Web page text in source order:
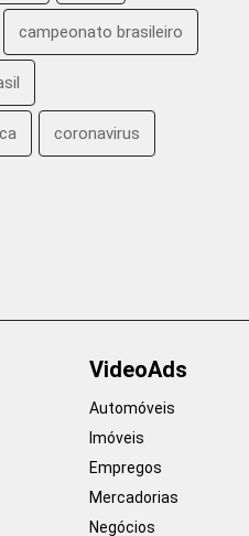
campeonato brasileiro
coronavirus
VideoAds
Automóveis
Imóveis
Empregos
Mercadorias
Negócios